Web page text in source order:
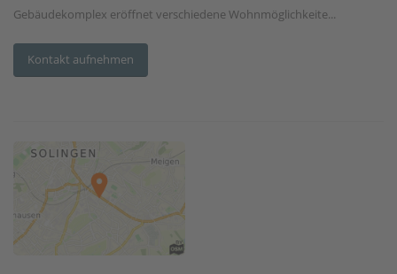
Gebäudekomplex eröffnet verschiedene Wohnmöglichkeite...
Kontakt aufnehmen